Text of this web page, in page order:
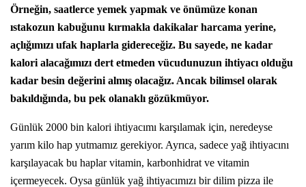
Örneğin, saatlerce yemek yapmak ve önümüze konan
ıstakozun kabuğunu kırmakla dakikalar harcama yerine,
açlığımızı ufak haplarla gidereceğiz. Bu sayede, ne kadar
kalori alacağımızı dert etmeden vücudunuzun ihtiyacı olduğu
kadar besin değerini almış olacağız. Ancak bilimsel olarak
bakıldığında, bu pek olanaklı gözükmüyor.
Günlük 2000 bin kalori ihtiyacımı karşılamak için, neredeyse
yarım kilo hap yutmamız gerekiyor. Ayrıca, sadece yağ ihtiyacını
karşılayacak bu haplar vitamin, karbonhidrat ve vitamin
içermeyecek. Oysa günlük yağ ihtiyacımızı bir dilim pizza ile